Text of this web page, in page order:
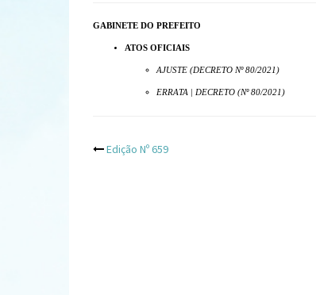
GABINETE DO PREFEITO
ATOS OFICIAIS
AJUSTE (DECRETO Nº 80/2021)
ERRATA | DECRETO (Nº 80/2021)
Post
Edição Nº 659